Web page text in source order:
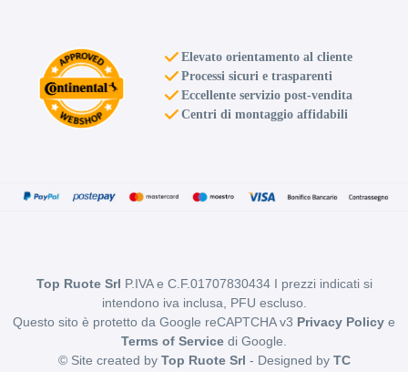
Elevato orientamento al cliente
Processi sicuri e trasparenti
Eccellente servizio post-vendita
Centri di montaggio affidabili
Top Ruote Srl P.IVA e C.F.01707830434 I prezzi indicati si
intendono iva inclusa, PFU escluso.
Questo sito è protetto da Google reCAPTCHA v3 Privacy Policy e
Terms of Service di Google.
© Site created by Top Ruote Srl - Designed by TC